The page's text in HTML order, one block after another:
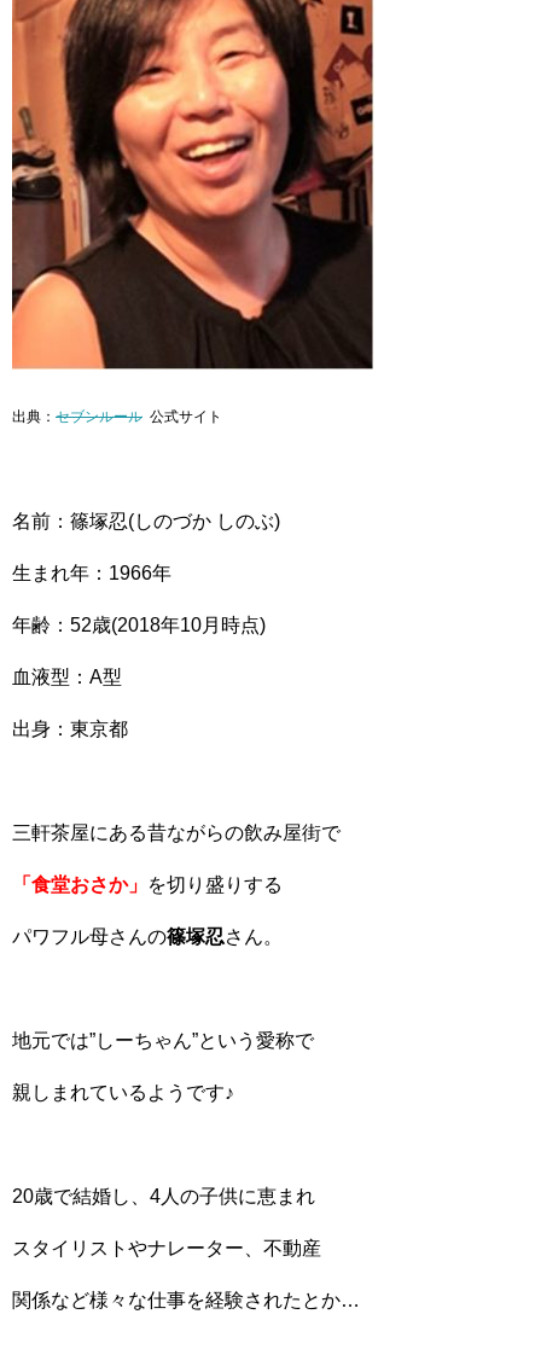
出典： セブンルール 公式サイト
名前：篠塚忍(しのづか しのぶ)
生まれ年：1966年
年齢：52歳(2018年10月時点)
血液型：A型
出身：東京都
三軒茶屋にある昔ながらの飲み屋街で
「食堂おさか」 を切り盛りする
パワフル母さんの篠塚忍さん。
地元では”しーちゃん”という愛称で
親しまれているようです♪
20歳で結婚し、4人の子供に恵まれ
スタイリストやナレーター、不動産
関係など様々な仕事を経験されたとか…